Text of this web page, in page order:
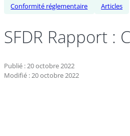
Conformité réglementaire Articles
SFDR Rapport :
Publié : 20 octobre 2022
Modifié : 20 octobre 2022